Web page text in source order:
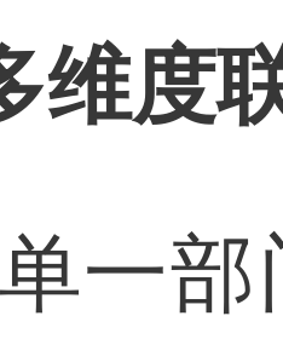
维度
部